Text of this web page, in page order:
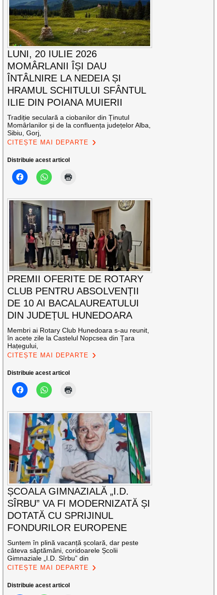
LUNI, 20 IULIE 2026
MOMÂRLANII ÎȘI DAU
ÎNTÂLNIRE LA NEDEIA ȘI
HRAMUL SCHITULUI SFÂNTUL
ILIE DIN POIANA MUIERII
Tradiție seculară a ciobanilor din Ținutul
Momârlanilor și de la confluența județelor Alba,
Sibiu, Gorj,
CITEȘTE MAI DEPARTE
Distribuie acest articol
PREMII OFERITE DE ROTARY
CLUB PENTRU ABSOLVENȚII
DE 10 AI BACALAUREATULUI
DIN JUDEȚUL HUNEDOARA
Membri ai Rotary Club Hunedoara s-au reunit,
în acete zile la Castelul Nopcsea din Țara
Hațegului,
CITEȘTE MAI DEPARTE
Distribuie acest articol
ȘCOALA GIMNAZIALĂ „I.D.
SÎRBU” VA FI MODERNIZATĂ ȘI
DOTATĂ CU SPRIJINUL
FONDURILOR EUROPENE
Suntem în plină vacanță școlară, dar peste
câteva săptămâni, coridoarele Școlii
Gimnaziale „I.D. Sîrbu” din
CITEȘTE MAI DEPARTE
Distribuie acest articol